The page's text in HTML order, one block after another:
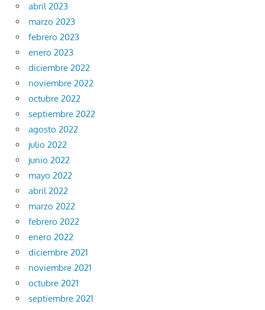
abril 2023
marzo 2023
febrero 2023
enero 2023
diciembre 2022
noviembre 2022
octubre 2022
septiembre 2022
agosto 2022
julio 2022
junio 2022
mayo 2022
abril 2022
marzo 2022
febrero 2022
enero 2022
diciembre 2021
noviembre 2021
octubre 2021
septiembre 2021